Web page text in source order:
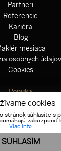
cookies
stránok súhlasíte s
zabezpečiť
Viac info
SÚHLASÍM
Partneri
Referencie
Kariéra
Blog
mesiaca
osobných údajov
Cookies
Ponuka
centrum
nehnuteľnosti
nehnuteľnosti
domov
centrum